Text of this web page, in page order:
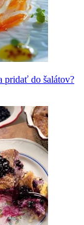
pridať do šalátov?